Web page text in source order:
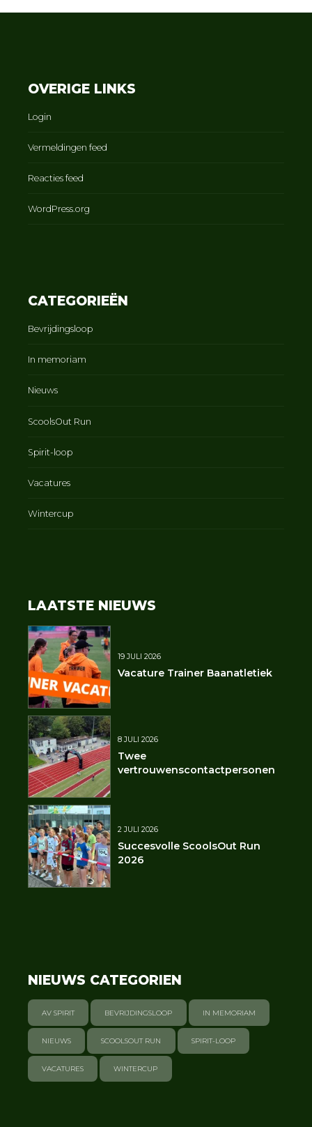
OVERIGE LINKS
Login
Vermeldingen feed
Reacties feed
WordPress.org
CATEGORIEËN
Bevrijdingsloop
In memoriam
Nieuws
ScoolsOut Run
Spirit-loop
Vacatures
Wintercup
LAATSTE NIEUWS
19 JULI 2026
Vacature Trainer Baanatletiek
8 JULI 2026
Twee
vertrouwenscontactpersonen
2 JULI 2026
Succesvolle ScoolsOut Run
2026
NIEUWS CATEGORIEN
AV SPIRIT BEVRIJDINGSLOOP IN MEMORIAM
NIEUWS SCOOLSOUT RUN SPIRIT-LOOP
VACATURES WINTERCUP